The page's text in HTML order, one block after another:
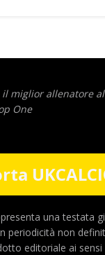
miglior allenatore
One
una testata
periodicità non
editoriale ai sensi